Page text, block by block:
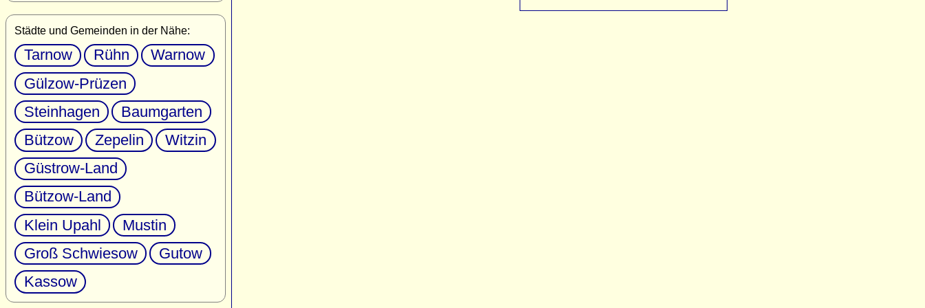
Städte und Gemeinden in der Nähe:
Tarnow Rühn
Warnow
Gülzow-Prüzen
Steinhagen
Baumgarten
Bützow
Zepelin
Witzin
Güstrow-Land
Bützow-Land
Klein Upahl
Mustin
Groß Schwiesow
Gutow
Kassow